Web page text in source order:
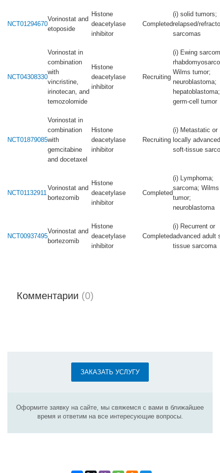
NCT01294670
Vorinostat and
etoposide
Histone
deacetylase
inhibitor
Completed
(i) solid tumors;
relapsed/
sarcomas
NCT04308330
Vorinostat in
combination
with
vincristine,
irinotecan, and
temozolomide
Histone
deacetylase
inhibitor
Recruiting
(i) Ewing
Wilms tumor;
neuroblastoma;
hepatoblastoma;
germ-cell tumor
NCT01879085
Vorinostat in
combination
with
gemcitabine
and docetaxel
Histone
deacetylase
inhibitor
Recruiting
(i) Metastatic or
locally advanced
soft-tissue
NCT01132911
Vorinostat and
bortezomib
Histone
deacetylase
inhibitor
Completed
(i) Lymphoma;
sarcoma; Wilms
tumor;
neuroblastoma
NCT00937495
Vorinostat and
bortezomib
Histone
deacetylase
inhibitor
Completed
(i) Recurrent or
advanced adult
tissue sarcoma
Комментарии (0)
ЗАКАЗАТЬ УСЛУГУ
Оформите заявку на сайте, мы свяжемся с вами в ближайшее
время и ответим на все интересующие вопросы.